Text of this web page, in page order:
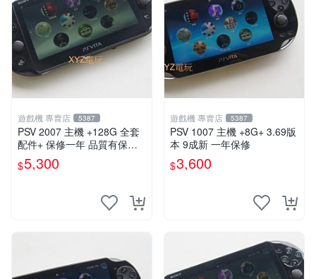
遊戲機 專賣店 5387
PSV 2007 主機 +128G 全套
配件+ 保修一年 品質有保障 p
s vita 改好直下直玩
$5,300
遊戲機 專賣店 5387
PSV 1007 主機 +8G+ 3.69版
本 9成新 一年保修
$3,600